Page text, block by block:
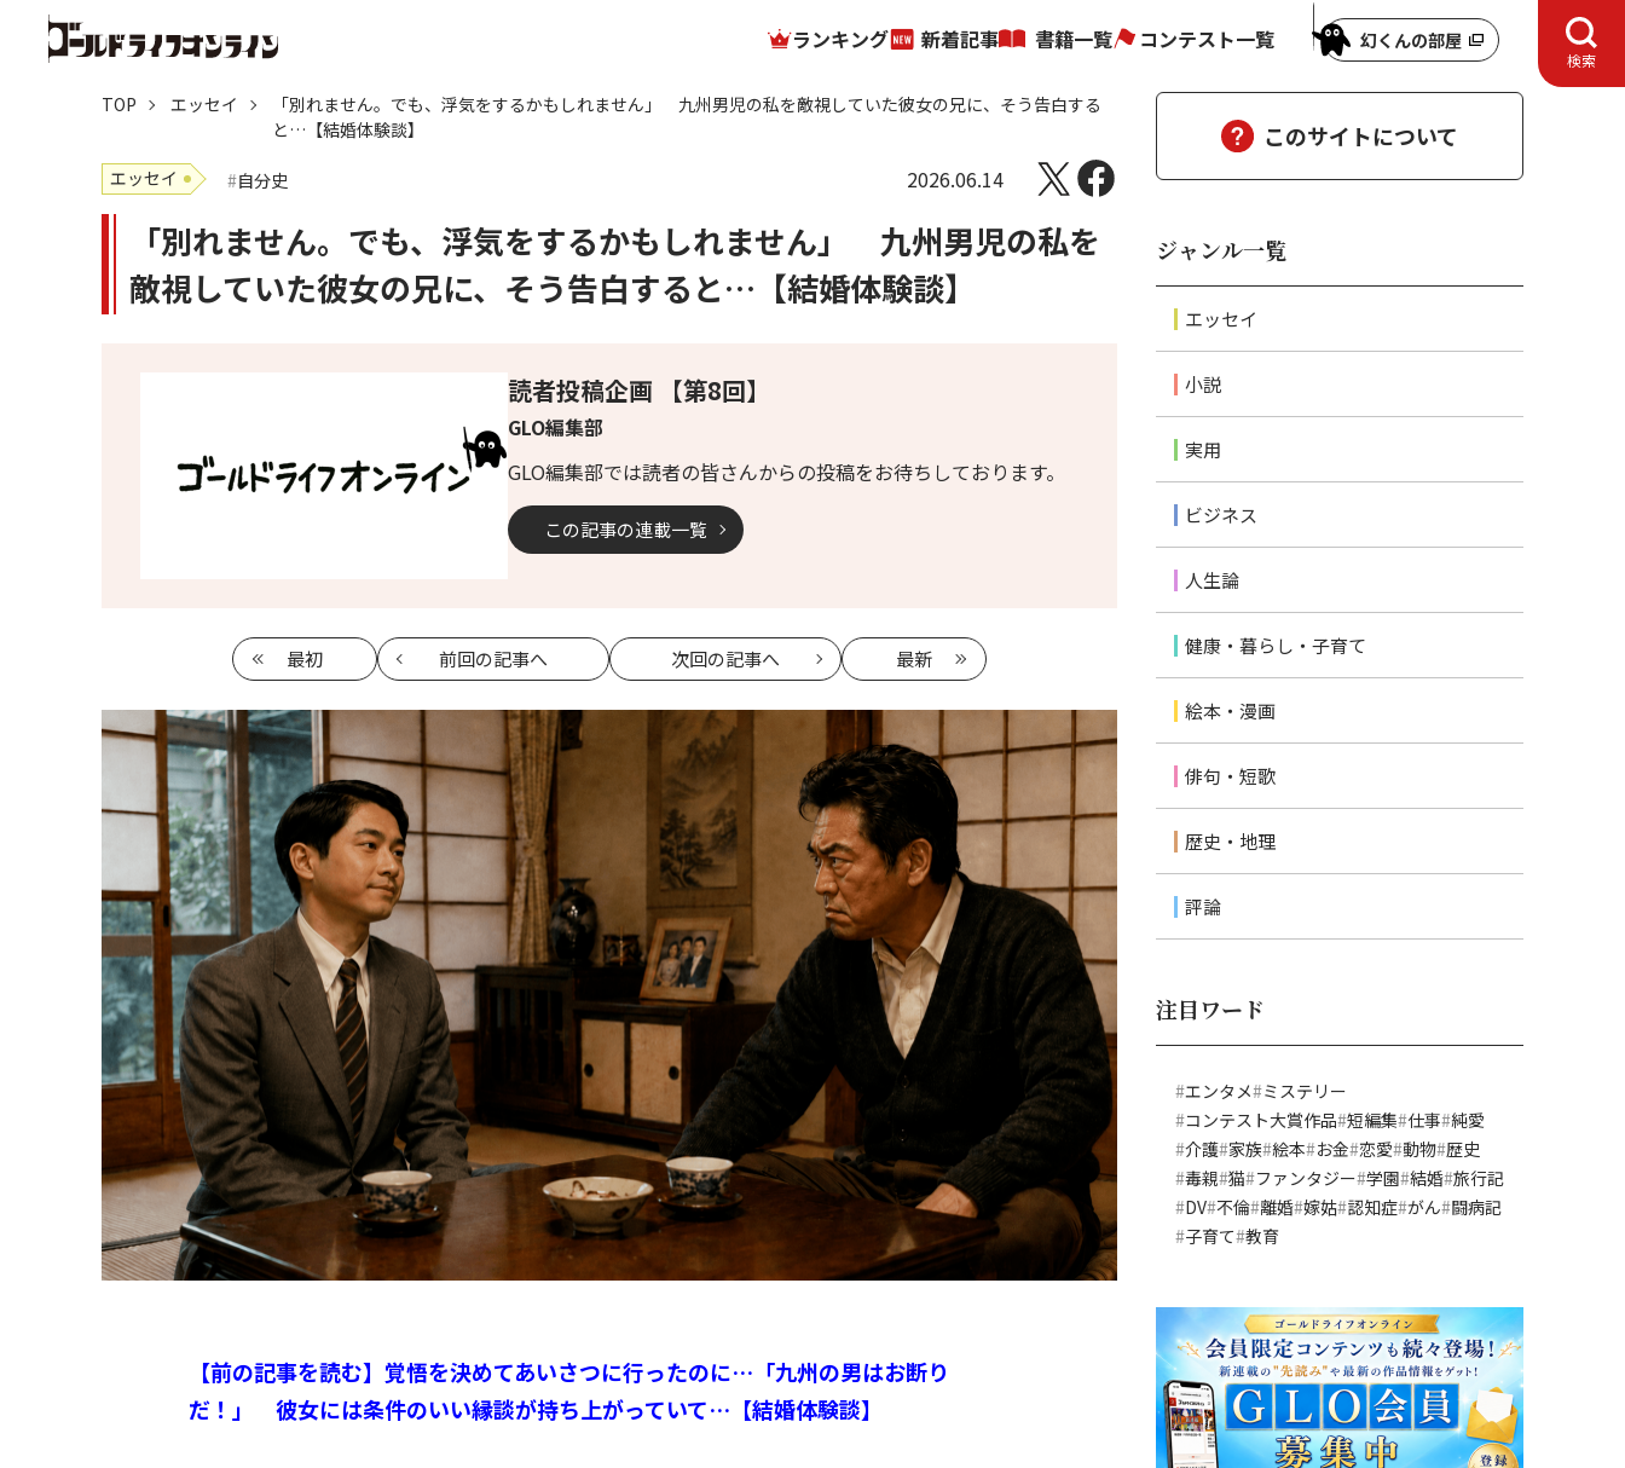
ランキング 新着記事 書籍一覧 コンテスト一覧 幻くんの部屋
検索
TOP エッセイ
「別れません。でも、浮気をするかもしれません」 九州男児の私を敵視していた彼女の兄に、そう告白する
と…【結婚体験談】
エッセイ
自分史 2026.06.14
「別れません。でも、浮気をするかもしれません」 九州男児の私を
敵視していた彼女の兄に、そう告白すると…【結婚体験談】
読者投稿企画 【第8回】
GLO編集部
GLO編集部では読者の皆さんからの投稿をお待ちしております。
この記事の連載一覧
最初 前回の記事へ 次回の記事へ 最新
【前の記事を読む】覚悟を決めてあいさつに行ったのに…「九州の男はお断り
だ！」 彼女には条件のいい縁談が持ち上がっていて…【結婚体験談】
このサイトについて
ジャンル一覧
エッセイ
小説
実用
ビジネス
人生論
健康・暮らし・子育て
絵本・漫画
俳句・短歌
歴史・地理
評論
注目ワード
エンタメ ミステリー
コンテスト大賞作品 短編集 仕事 純愛
介護 家族 絵本 お金 恋愛 動物 歴史
毒親 猫 ファンタジー 学園 結婚 旅行記
DV 不倫 離婚 嫁姑 認知症 がん 闘病記
子育て 教育